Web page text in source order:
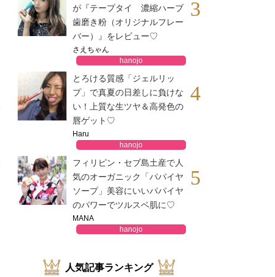
が『テープタイ 濃縮ハーブ
歯磨き粉（オリジナルフレー
バー）』をレビュー♡
さえちゃん
hanojo
3
とろける質感「ジェルリッ
プ」で真夏の日差しに負けな
い！上質な生ツヤ＆高発色の
唇ゲット♡
Haru
hanojo
4
フィリピン・セブ島土産で人
気のオーガニック「パパイヤ
ソープ」美容にいいパパイヤ
のパワーでツルスベ肌に♡
MANA
hanojo
5
人気記事ランキング